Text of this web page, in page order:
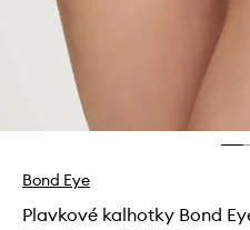
Bond Eye
Plavkové kalhotky Bond